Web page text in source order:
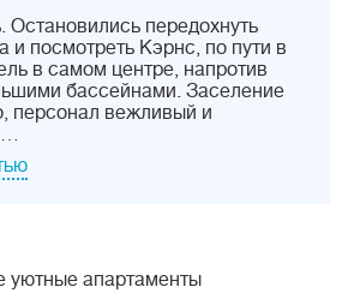
Остановились передохнуть
и посмотреть Кэрнс, по пути в
в самом центре, напротив
бассейнами. Заселение
персонал вежливый и
уютные апартаменты